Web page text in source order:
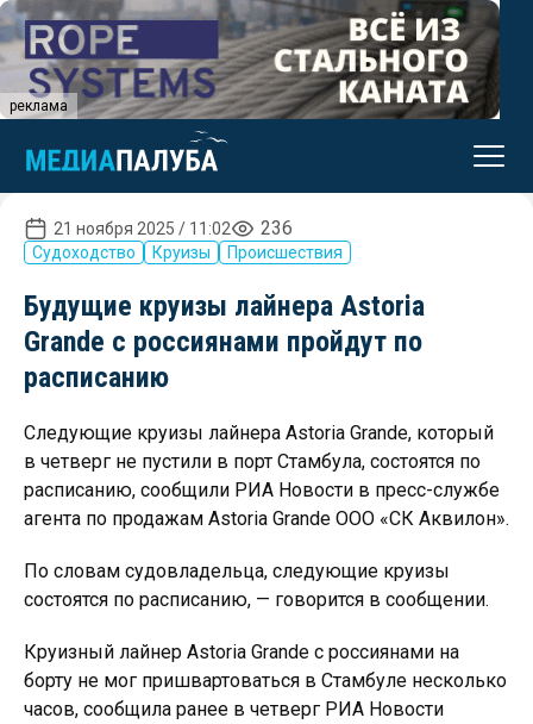
реклама
21 ноября 2025 / 11:02 236
Судоходство Круизы Происшествия
Будущие круизы лайнера Astoria
Grande с россиянами пройдут по
расписанию
Следующие круизы лайнера Astoria Grande, который
в четверг не пустили в порт Стамбула, состоятся по
расписанию, сообщили РИА Новости в пресс-службе
агента по продажам Astoria Grande ООО «СК Аквилон».
По словам судовладельца, следующие круизы
состоятся по расписанию, — говорится в сообщении.
Круизный лайнер Astoria Grande с россиянами на
борту не мог пришвартоваться в Стамбуле несколько
часов, сообщила ранее в четверг РИА Новости